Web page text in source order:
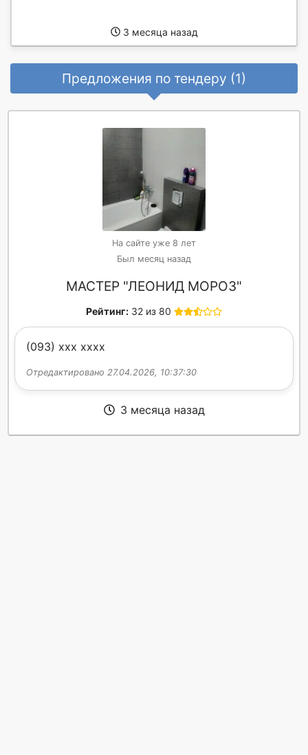
3 месяца назад
Предложения по тендеру (1)
На сайте уже 8 лет
Был месяц назад
МАСТЕР "ЛЕОНИД МОРОЗ"
Рейтинг: 32 из 80
(093) xxx xxxx
Отредактировано 27.04.2026, 10:37:30
3 месяца назад